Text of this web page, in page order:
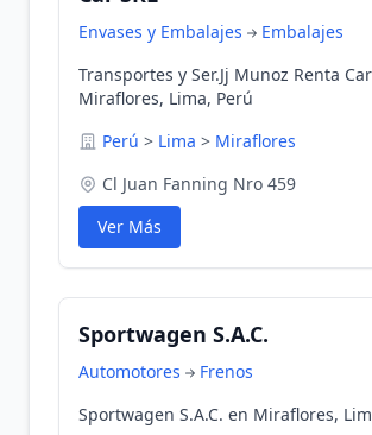
Envases y Embalajes
Embalajes
Transportes y Ser.Jj Munoz Renta
Miraflores, Lima, Perú
Perú > Lima > Miraflores
Cl Juan Fanning Nro 459
Ver Más
Sportwagen S.A.C.
Automotores
Frenos
Sportwagen S.A.C. en Miraflores,